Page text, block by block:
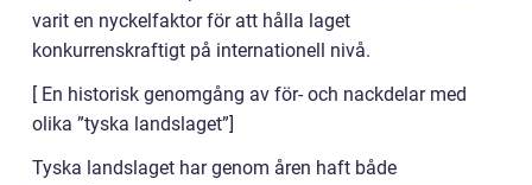
varit en nyckelfaktor för att hålla laget
konkurrenskraftigt på internationell nivå.
[ En historisk genomgång av för- och nackdelar med
olika ”tyska landslaget”]
Tyska landslaget har genom åren haft både